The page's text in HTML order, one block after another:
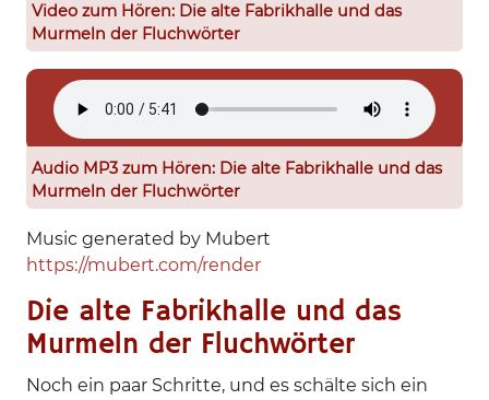
Video zum Hören: Die alte Fabrikhalle und das
Murmeln der Fluchwörter
Audio MP3 zum Hören: Die alte Fabrikhalle und das
Murmeln der Fluchwörter
Music generated by Mubert
https://mubert.com/render
Die alte Fabrikhalle und das
Murmeln der Fluchwörter
Noch ein paar Schritte, und es schälte sich ein